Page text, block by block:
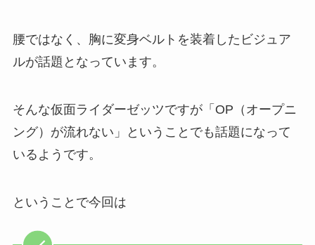
腰ではなく、胸に変身ベルトを装着したビジュア
ルが話題となっています。
そんな仮面ライダーゼッツですが「OP（オープニ
ング）が流れない」ということでも話題になって
いるようです。
ということで今回は